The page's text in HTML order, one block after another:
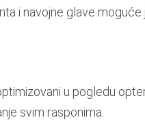
i navojne glave
u pogledu
svim rasponima.